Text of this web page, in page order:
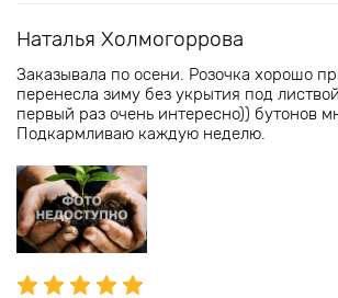
Наталья Холмогоррова
Заказывала по осени. Розочка хорошо
перенесла зиму без укрытия под
первый раз очень интересно)) бутонов
Подкармливаю каждую неделю.